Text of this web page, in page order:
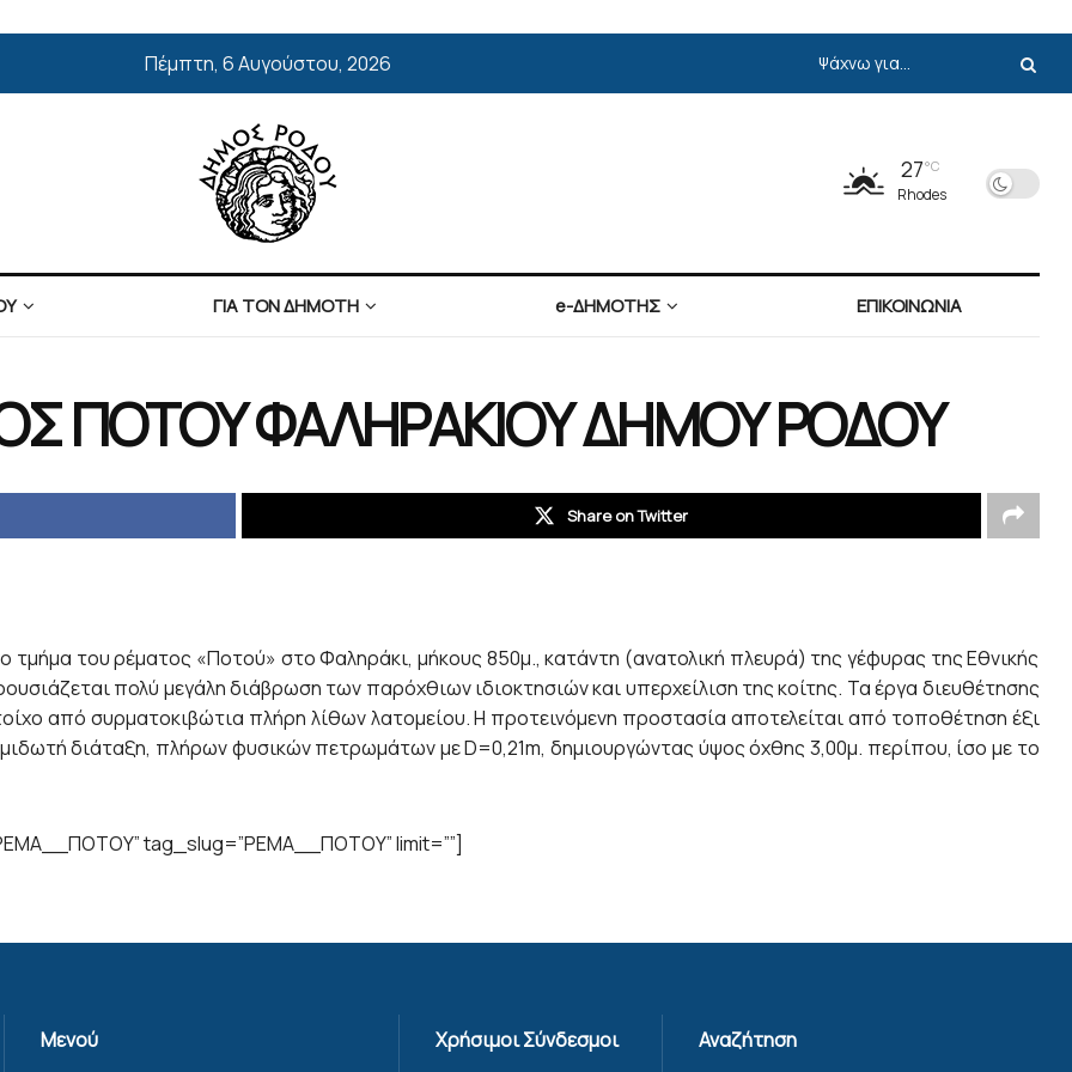
Πέμπτη, 6 Αυγούστου, 2026
27°C
Rhodes
ΓΙΑ ΤΟΝ ΔΗΜΟΤΗ e-ΔΗΜΟΤΗΣ ΕΠΙΚΟΙΝΩΝΙΑ
ΠΟΤΟΥ ΦΑΛΗΡΑΚΙΟΥ ΔΗΜΟΥ ΡΟΔΟΥ
Share on Twitter
του ρέματος «Ποτού» στο Φαληράκι, μήκους 850μ., κατάντη (ανατολική πλευρά) της γέφυρας της Εθνικής
πολύ μεγάλη διάβρωση των παρόχθιων ιδιοκτησιών και υπερχείλιση της κοίτης. Τα έργα διευθέτησης
από συρματοκιβώτια πλήρη λίθων λατομείου. Η προτεινόμενη προστασία αποτελείται από τοποθέτηση έξι
διάταξη, πλήρων φυσικών πετρωμάτων με D=0,21m, δημιουργώντας ύψος όχθης 3,00μ. περίπου, ίσο με το
tag_slug=”ΡΕΜΑ__ΠΟΤΟΥ” limit=””]
Μενού Χρήσιμοι Σύνδεσμοι Αναζήτηση